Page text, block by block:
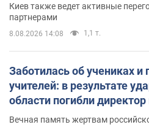
Киев также ведет активные
партнерами
8.08.2026 14:08 1,1 т.
Заботилась об учениках
учителей: в результате
области погибли
муж и внук
Вечная память жертвам